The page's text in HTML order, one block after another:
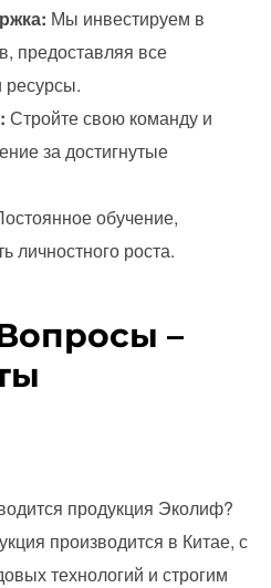
Мы инвестируем в
предоставляя все
ресурсы.
Стройте свою команду и
за достигнутые
обучение,
личностного роста.
–
продукция Эколиф?
производится в Китае, с
технологий и строгим